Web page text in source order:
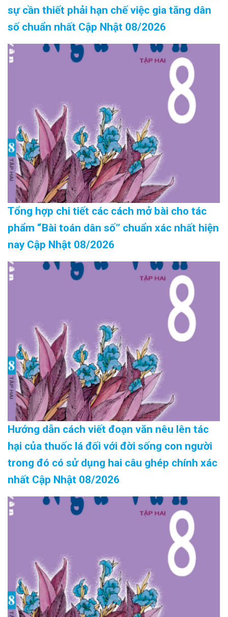
sự cần thiết phải hạn chế việc gia tăng dân
số chuẩn nhất Cập Nhật 08/2026
Tổng hợp chi tiết các cách mở bài cho tác
phẩm “Bài toán dân số” chuẩn xác nhất hiện
nay Cập Nhật 08/2026
Hướng dẫn cách viết đoạn văn nêu lên tác
hại của thuốc lá đối với đời sống con người
trong đó có sử dụng hai câu ghép chính xác
nhất Cập Nhật 08/2026